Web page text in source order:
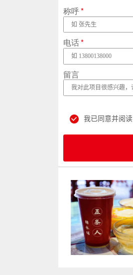
称呼*
电话*
留言
我已同意并阅读